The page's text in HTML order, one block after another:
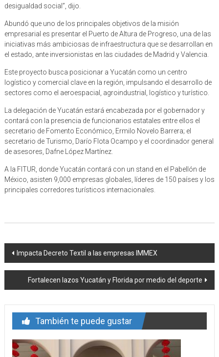
desigualdad social”, dijo.
Abundó que uno de los principales objetivos de la misión
empresarial es presentar el Puerto de Altura de Progreso, una de las
iniciativas más ambiciosas de infraestructura que se desarrollan en
el estado, ante inversionistas en las ciudades de Madrid y Valencia.
Este proyecto busca posicionar a Yucatán como un centro
logístico y comercial clave en la región, impulsando el desarrollo de
sectores como el aeroespacial, agroindustrial, logístico y turístico.
La delegación de Yucatán estará encabezada por el gobernador y
contará con la presencia de funcionarios estatales entre ellos el
secretario de Fomento Económico, Ermilo Novelo Barrera; el
secretario de Turismo, Darío Flota Ocampo y el coordinador general
de asesores, Dafne López Martínez.
A la FITUR, donde Yucatán contará con un stand en el Pabellón de
México, asisten 9,000 empresas globales, líderes de 150 países y los
principales corredores turísticos internacionales.
Navegación
de
entrada
Impacta Decreto Textil a las empresas IMMEX
Fortalecen lazos Yucatán y Florida por medio del deporte
También te puede gustar